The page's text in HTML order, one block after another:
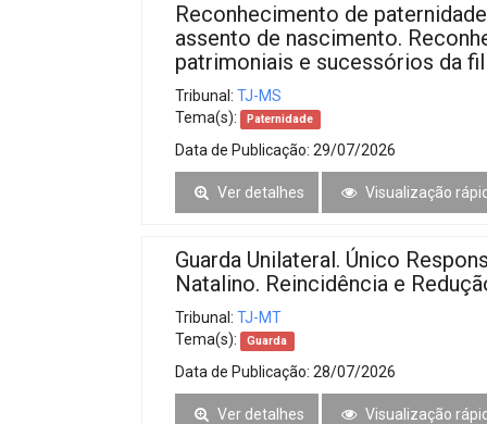
Reconhecimento de
assento de nascimento.
patrimoniais e sucessórios da
Tribunal: TJ-MS
Tema(s):
Paternidade
Data de Publicação: 29/07/2026
Ver detalhes Visualização
Guarda Unilateral. Único
Natalino. Reincidência e
Tribunal: TJ-MT
Tema(s):
Guarda
Data de Publicação: 28/07/2026
Ver detalhes Visualização